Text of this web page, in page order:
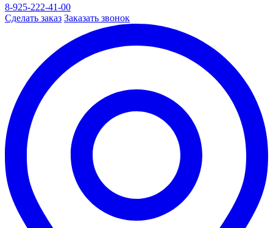
8-925-222-41-00
Сделать заказ Заказать звонок